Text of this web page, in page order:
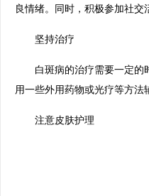
良情绪。同时，积极参加社
坚持治疗
白斑病的治疗需要一定的时
用一些外用药物或光疗等方
注意皮肤护理